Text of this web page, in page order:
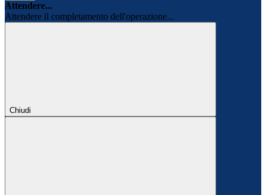
Attendere...
Attendere il completamento dell'operazione...
Chiudi